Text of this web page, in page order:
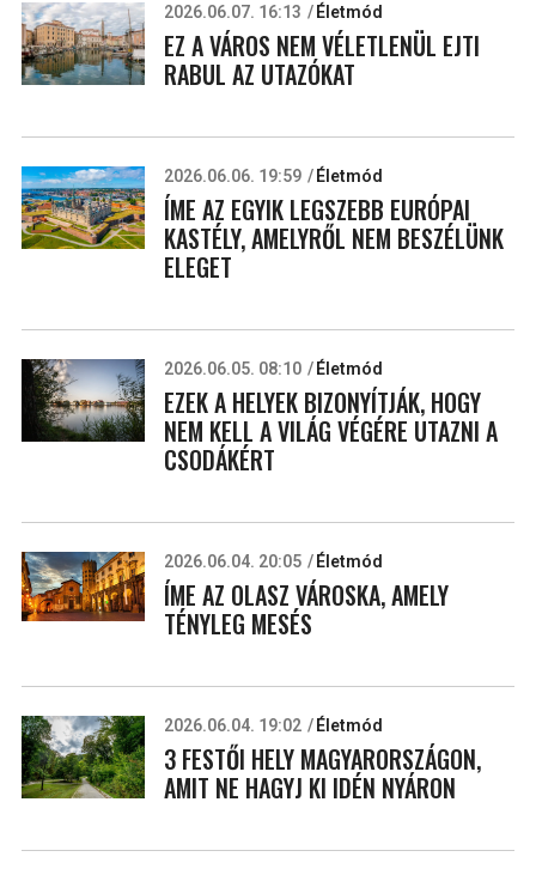
2026.06.07. 16:13 Életmód
EZ A VÁROS NEM VÉLETLENÜL EJTI
RABUL AZ UTAZÓKAT
2026.06.06. 19:59 Életmód
ÍME AZ EGYIK LEGSZEBB EURÓPAI
KASTÉLY, AMELYRŐL NEM BESZÉLÜNK
ELEGET
2026.06.05. 08:10 Életmód
EZEK A HELYEK BIZONYÍTJÁK, HOGY
NEM KELL A VILÁG VÉGÉRE UTAZNI A
CSODÁKÉRT
2026.06.04. 20:05 Életmód
ÍME AZ OLASZ VÁROSKA, AMELY
TÉNYLEG MESÉS
2026.06.04. 19:02 Életmód
3 FESTŐI HELY MAGYARORSZÁGON,
AMIT NE HAGYJ KI IDÉN NYÁRON